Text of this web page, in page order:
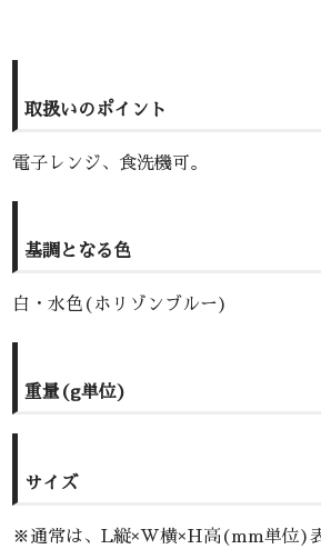
取扱いのポイント
電子レンジ、食洗機可。
基調となる色
白・水色(ホリゾンブルー)
重量(g単位)
サイズ
※通常は、L縦×W横×H高(mm単位)